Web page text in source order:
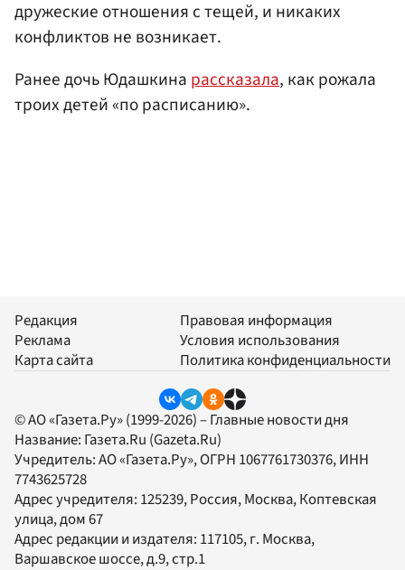
дружеские отношения с тещей, и никаких
конфликтов не возникает.
Ранее дочь Юдашкина рассказала, как рожала
троих детей «по расписанию».
Редакция
Реклама
Карта сайта
Правовая информация
Условия использования
Политика конфиденциальности
© АО «Газета.Ру» (1999-2026) – Главные новости дня
Название: Газета.Ru (Gazeta.Ru)
Учредитель:АО «Газета.Ру», ОГРН 1067761730376, ИНН
7743625728
Адрес учредителя: 125239, Россия, Москва, Коптевская
улица, дом 67
Адрес редакции и издателя: 117105, г. Москва,
Варшавское шоссе, д.9, стр.1